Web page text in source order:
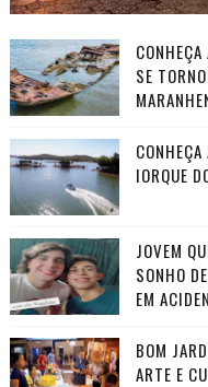
SE
IORQUE
JOVEM
SONHO
EM
BOM
ARTE E